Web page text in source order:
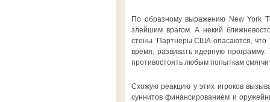
По образному выражению New York
злейшим врагом. А некий
стены. Партнеры США опасаются, что
время, развивать ядерную
противостоять любым попыткам
Схожую реакцию у этих игроков
суннитов финансированием и